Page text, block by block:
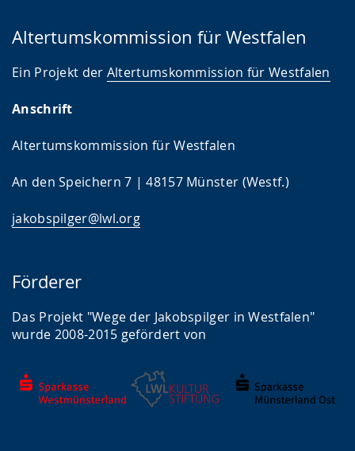
Altertumskommission für Westfalen
Ein Projekt der Altertumskommission für Westfalen
Anschrift
Altertumskommission für Westfalen
An den Speichern 7 | 48157 Münster (Westf.)
jakobspilger@lwl.org
Förderer
Das Projekt "Wege der Jakobspilger in Westfalen"
wurde 2008-2015 gefördert von